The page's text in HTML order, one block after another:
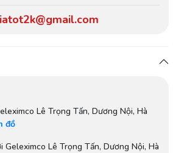
Lê Trọng Tấn, Dương Nội, Hà
đồ
Geleximco Lê Trọng Tấn, Dương Nội, Hà